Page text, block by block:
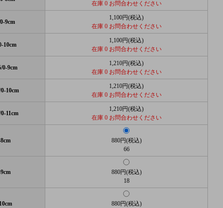
在庫 0 お問合わせください
9cm
1,100円(税込)
在庫 0 お問合わせください
10cm
1,100円(税込)
在庫 0 お問合わせください
0-9cm
1,210円(税込)
在庫 0 お問合わせください
10cm
1,210円(税込)
在庫 0 お問合わせください
11cm
1,210円(税込)
在庫 0 お問合わせください
880円(税込)
66
880円(税込)
18
880円(税込)